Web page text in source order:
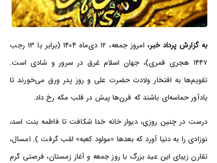
به گزارش پرداد خبر،
امروز جمعه، ۱۲ دی‌ماه ۱۴۰۴ (برابر با ۱۳ رجب
۱۴۴۷ هجری قمری)، جهان اسلام غرق در سرور و شادی است.
تقویم‌ها به افتخار ولادت حضرت علی و روز پدر ورق می‌خورند تا
یادآور حماسه‌ای باشند که قرن‌ها پیش در قلب مکه رخ داد.
درست در چنین روزی، دیوار خانه خدا شکافت تا فاطمه بنت اسد،
نوزادی را به دنیا آورد که بعدها «مولود کعبه» لقب گرفت ). امسال،
تقارن زیبای این عید بزرگ با روز جمعه و آغاز زمستان، فرصتی گرم